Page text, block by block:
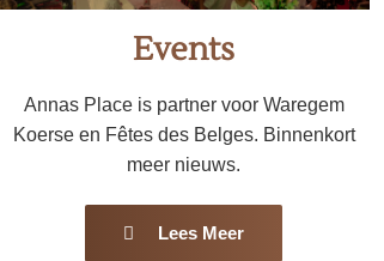
Events
Annas Place is partner voor Waregem
Koerse en Fêtes des Belges. Binnenkort
meer nieuws.
Lees Meer